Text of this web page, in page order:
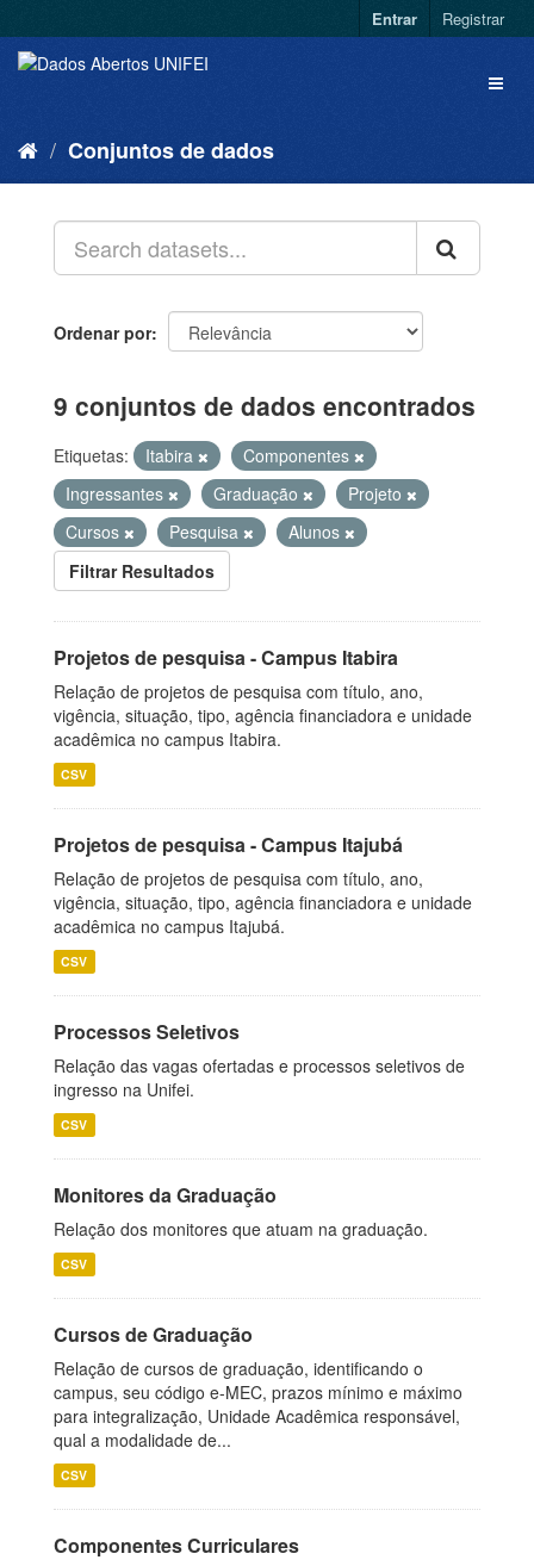
Entrar Registrar
Conjuntos de dados
Ordenar por
9 conjuntos de dados encontrados
Etiquetas: Itabira
Componentes
Ingressantes
Graduação
Projeto
Cursos
Pesquisa
Alunos
Filtrar Resultados
Projetos de pesquisa - Campus Itabira
Relação de projetos de pesquisa com título, ano,
vigência, situação, tipo, agência financiadora e unidade
acadêmica no campus Itabira.
CSV
Projetos de pesquisa - Campus Itajubá
Relação de projetos de pesquisa com título, ano,
vigência, situação, tipo, agência financiadora e unidade
acadêmica no campus Itajubá.
CSV
Processos Seletivos
Relação das vagas ofertadas e processos seletivos de
ingresso na Unifei.
CSV
Monitores da Graduação
Relação dos monitores que atuam na graduação.
CSV
Cursos de Graduação
Relação de cursos de graduação, identificando o
campus, seu código e-MEC, prazos mínimo e máximo
para integralização, Unidade Acadêmica responsável,
qual a modalidade de...
CSV
Componentes Curriculares